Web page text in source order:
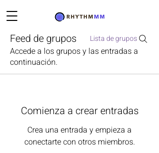
Feed de grupos Lista de grupos
Accede a los grupos y las entradas a
continuación.
Comienza a crear entradas
Crea una entrada y empieza a
conectarte con otros miembros.